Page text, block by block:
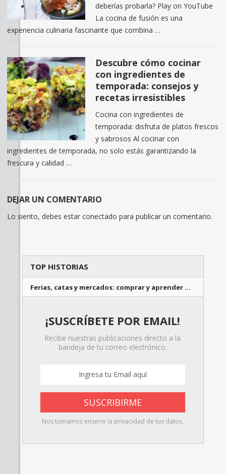
deberías probarla? Play on YouTube
La cocina de fusión es una
experiencia culinaria fascinante que combina …
Descubre cómo cocinar
con ingredientes de
temporada: consejos y
recetas irresistibles
Cocina con ingredientes de
temporada: disfruta de platos frescos
y sabrosos Al cocinar con
ingredientes de temporada, no solo estás garantizando la
frescura y calidad …
DEJAR UN COMENTARIO
Lo siento, debes estar conectado para publicar un comentario.
TOP HISTORIAS
Ferias, catas y mercados: comprar y aprender …
¡SUSCRÍBETE POR EMAIL!
Recibe nuestras publicaciones directo a la
bandeja de tu correo electrónico.
Nos tomamos enserio la privacidad de tus datos.